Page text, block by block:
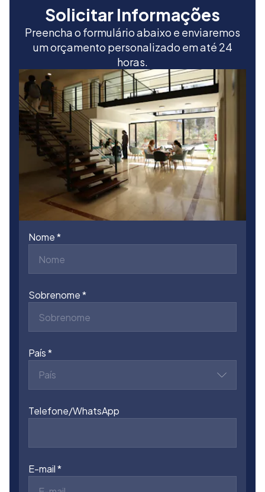
Solicitar Informações
Preencha o formulário abaixo e enviaremos
um orçamento personalizado em até 24
horas.
Nome
Sobrenome
País
País
Telefone/WhatsApp
E-mail